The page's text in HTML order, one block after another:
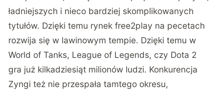
ładniejszych i nieco bardziej skomplikowanych
tytułów. Dzięki temu rynek free2play na pecetach
rozwija się w lawinowym tempie. Dzięki temu w
World of Tanks, League of Legends, czy Dota 2
gra już kilkadziesiąt milionów ludzi. Konkurencja
Zyngi też nie przespała tamtego okresu,